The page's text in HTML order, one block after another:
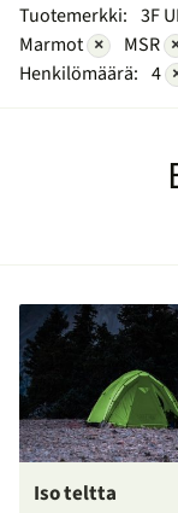
Tuotemerkki: 3F
Marmot × MSR
Henkilömäärä: 4
Iso teltta